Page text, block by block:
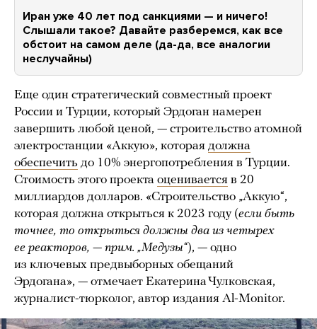
Иран уже 40 лет под санкциями — и ничего!
Слышали такое? Давайте разберемся, как все
обстоит на самом деле (да-да, все аналогии
неслучайны)
Еще один стратегический совместный проект
России и Турции, который Эрдоган намерен
завершить любой ценой, — строительство атомной
электростанции «Аккую», которая должна
обеспечить до 10% энергопотребления в Турции.
Стоимость этого проекта оценивается в 20
миллиардов долларов. «Строительство „Аккую“,
которая должна открыться к 2023 году (если быть
точнее, то открыться должны два из четырех
ее реакторов, — прим. „Медузы“), — одно
из ключевых предвыборных обещаний
Эрдогана», — отмечает Екатерина Чулковская,
журналист-тюрколог, автор издания Al-Monitor.